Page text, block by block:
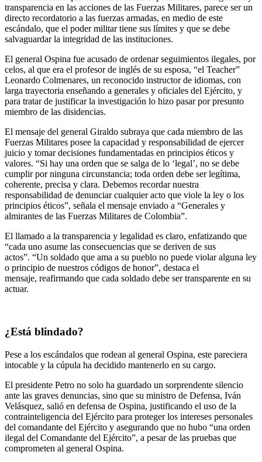
transparencia en las acciones de las Fuerzas Militares, parece ser un
directo recordatorio a las fuerzas armadas, en medio de este
escándalo, que el poder militar tiene sus límites y que se debe
salvaguardar la integridad de las instituciones.
El general Ospina fue acusado de ordenar seguimientos ilegales, por
celos, al que era el profesor de inglés de su esposa, “el Teacher”
Leonardo Colmenares, un reconocido instructor de idiomas, con
larga trayectoria enseñando a generales y oficiales del Ejército, y
para tratar de justificar la investigación lo hizo pasar por presunto
miembro de las disidencias.
El mensaje del general Giraldo subraya que cada miembro de las
Fuerzas Militares posee la capacidad y responsabilidad de ejercer
juicio y tomar decisiones fundamentadas en principios éticos y
valores. “Si hay una orden que se salga de lo ‘legal’, no se debe
cumplir por ninguna circunstancia; toda orden debe ser legítima,
coherente, precisa y clara. Debemos recordar nuestra
responsabilidad de denunciar cualquier acto que viole la ley o los
principios éticos”, señala el mensaje enviado a “Generales y
almirantes de las Fuerzas Militares de Colombia”.
El llamado a la transparencia y legalidad es claro, enfatizando que
“cada uno asume las consecuencias que se deriven de sus
actos”. “Un soldado que ama a su pueblo no puede violar alguna ley
o principio de nuestros códigos de honor”, destaca el
mensaje, reafirmando que cada soldado debe ser transparente en su
actuar.
¿Está blindado?
Pese a los escándalos que rodean al general Ospina, este pareciera
intocable y la cúpula ha decidido mantenerlo en su cargo.
El presidente Petro no solo ha guardado un sorprendente silencio
ante las graves denuncias, sino que su ministro de Defensa, Iván
Velásquez, salió en defensa de Ospina, justificando el uso de la
contrainteligencia del Ejército para proteger los intereses personales
del comandante del Ejército y asegurando que no hubo “una orden
ilegal del Comandante del Ejército”, a pesar de las pruebas que
comprometen al general Ospina.